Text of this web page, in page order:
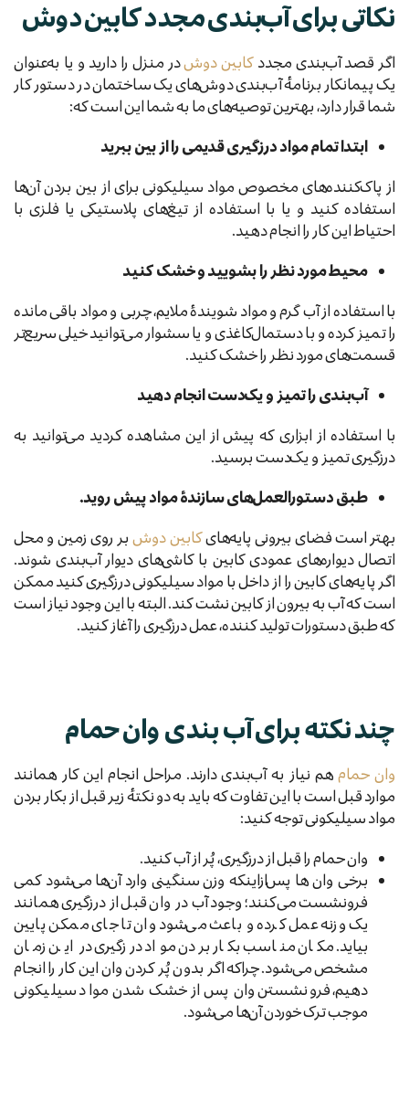
نکاتی برای آب‌بندی مجدد کابین دوش
اگر قصد آب‌بندی مجدد کابین دوشدر منزل را دارید و یا به‌عنوان
یک پیمانکار برنامهٔ آب‌بندی دوش‌های یک ساختمان در دستور کار
شما قرار دارد، بهترین توصیه‌های ما به شما این است که:
ابتدا تمام مواد درزگیری قدیمی را از بین ببرید
از پاک‌کننده‌های مخصوص مواد سیلیکونی برای از بین بردن آن‌ها
استفاده کنید و یا با استفاده از تیغ‌های پلاستیکی یا فلزی با
احتیاط این کار را انجام دهید.
محیط مورد نظر را بشویید و خشک کنید
با استفاده از آب گرم و مواد شویندهٔ ملایم، چربی و مواد باقی مانده
را تمیز کرده و با دستمال‌کاغذی و یا سشوار می‌توانید خیلی سریع‌تر
قسمت‌های مورد نظر را خشک کنید.
آب‌بندی را تمیز و یک‌دست انجام دهید
با استفاده از ابزاری که پیش از این مشاهده کردید می‌توانید به
درزگیری تمیز و یک‌دست برسید.
طبق دستورالعمل‌های سازندهٔ مواد پیش روید.
بهتر است فضای بیرونی پایه‌هایکابین دوشبر روی زمین و محل
اتصال دیواره‌های عمودی کابین با کاشی‌های دیوار آب‌بندی شوند.
اگر پایه‌های کابین را از داخل با مواد سیلیکونی درزگیری کنید ممکن
است که آب به بیرون از کابین نشت کند. البته با این وجود نیاز است
که طبق دستورات تولید کننده، عمل درزگیری را آغاز کنید.
چند نکته برای آب بندی وان حمام
وان‌ حمامهم نیاز به آب‌بندی دارند. مراحل انجام این کار همانند
موارد قبل است با این تفاوت که باید به دو نکتهٔ زیر قبل از بکار بردن
مواد سیلیکونی توجه کنید:
وان حمام را قبل از درزگیری، پُر از آب کنید.
برخی وان ‌ها پس‌ازاینکه وزن سنگینی وارد آن‌ها می‌شود کمی
فرونشست می‌کنند؛ وجود آب در وان قبل از درزگیری همانند
یک وزنه عمل کرده و باعث می‌شود وان تا جای ممکن پایین
بیاید. مکان مناسب بکار بردن مواد درزگیری در این زمان
مشخص می‌شود. چراکه اگر بدون پُر کردن وان این کار را انجام
دهیم، فرونشستن وان پس از خشک شدن مواد سیلیکونی
موجب ترک خوردن آن‌ها می‌شود.